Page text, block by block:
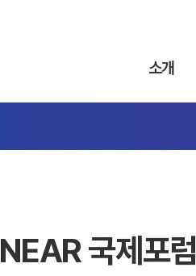
소개
NEAR 국제포럼